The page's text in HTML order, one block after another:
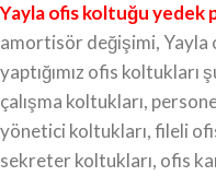
Yayla ofis koltuğu yedek
amortisör değişimi,
yaptığımız ofis koltukları
çalışma koltukları,
yönetici koltukları, fileli
sekreter koltukları, ofis